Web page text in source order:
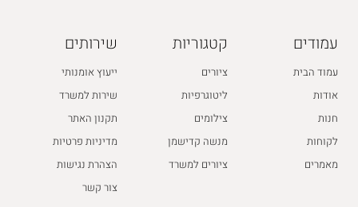
עמודים
עמוד הבית
אודות
חנות
לקוחות
מאמרים
קטגוריות
ציורים
ליטוגרפיות
צילומים
מנשה קדישמן
ציורים למשרד
שירותים
ייעוץ אומנותי
שירות למשרד
תקנון האתר
מדיניות פרטיות
הצהרת נגישות
צור קשר